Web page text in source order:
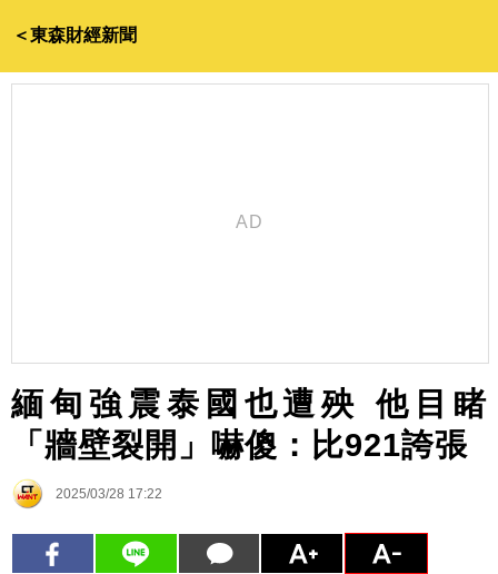
＜東森財經新聞
緬甸強震泰國也遭殃 他目睹
「牆壁裂開」嚇傻：比921誇張
2025/03/28 17:22